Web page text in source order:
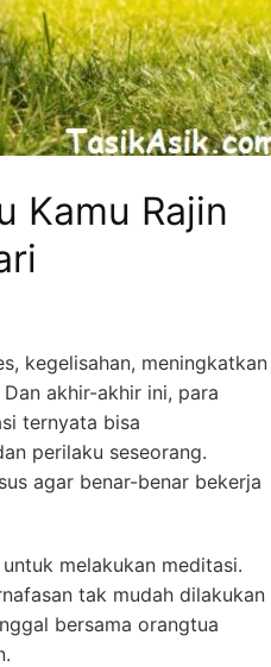
Kamu Rajin
kegelisahan, meningkatkan
akhir-akhir ini, para
ternyata bisa
perilaku seseorang.
agar benar-benar bekerja
melakukan meditasi.
tak mudah dilakukan
bersama orangtua